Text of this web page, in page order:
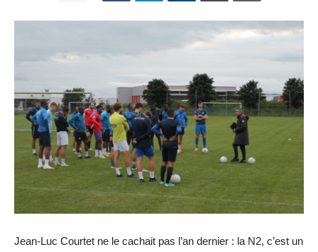
Jean-Luc Courtet ne le cachait pas l’an dernier : la N2, c’est un